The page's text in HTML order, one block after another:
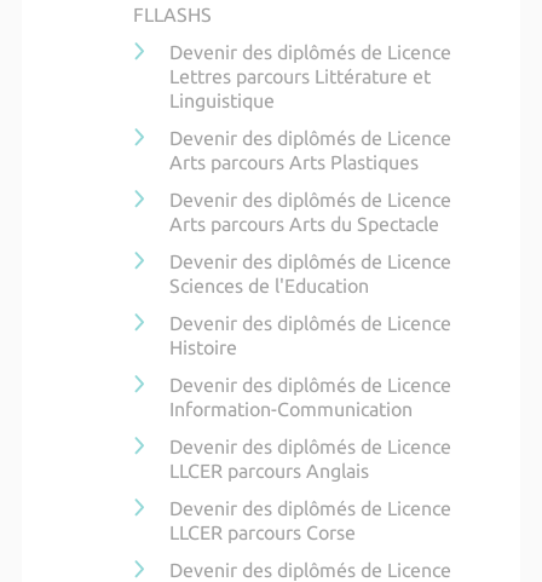
FLLASHS
Devenir des diplômés de Licence
Lettres parcours Littérature et
Linguistique
Devenir des diplômés de Licence
Arts parcours Arts Plastiques
Devenir des diplômés de Licence
Arts parcours Arts du Spectacle
Devenir des diplômés de Licence
Sciences de l'Education
Devenir des diplômés de Licence
Histoire
Devenir des diplômés de Licence
Information-Communication
Devenir des diplômés de Licence
LLCER parcours Anglais
Devenir des diplômés de Licence
LLCER parcours Corse
Devenir des diplômés de Licence